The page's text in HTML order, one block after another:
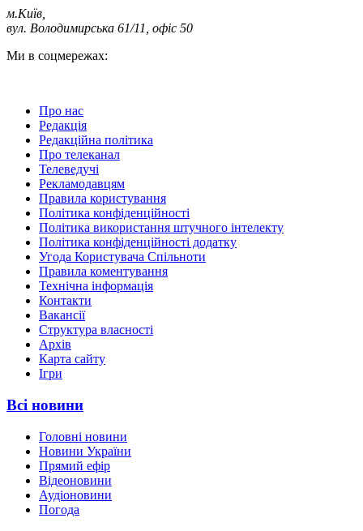
м.Київ
вул. Володимирська 61/11, офіс 50
Ми в соцмережах:
Про нас
Редакція
Редакційна політика
Про телеканал
Телеведучі
Рекламодавцям
Правила користування
Політика конфіденційності
Політика використання штучного інтелекту
Політика конфіденційності додатку
Угода Користувача Спільноти
Правила коментування
Технічна інформація
Контакти
Вакансії
Структура власності
Архів
Карта сайту
Ігри
Всі новини
Головні новини
Новини України
Прямий ефір
Відеоновини
Аудіоновини
Погода